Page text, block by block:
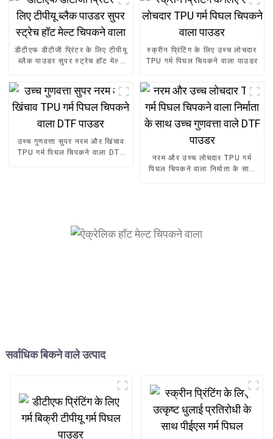
डीटीएफ डीटीजी प्रिंटर के लिए टीपीयू
ब्लैक पाउडर सुपर स्ट्रेच हॉट मेल्ट
स्क्रीन प्रिंटिंग के लिए उच्च लोचदार
TPU गर्म पिघल चिपकने वाला पाउडर
उच्च गुणवत्ता सुपर नरम और खिंचाव
TPU गर्म पिघल चिपकने वाला DTF
नरम और उच्च लोचदार TPU गर्म
पिघल चिपकने वाला निर्माता के साथ
सर्वाधिक बिकने वाले उत्पाद